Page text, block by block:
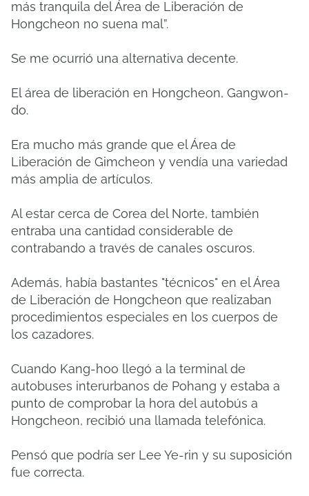
más tranquila del Área de Liberación de
Hongcheon no suena mal”.
Se me ocurrió una alternativa decente.
El área de liberación en Hongcheon, Gangwon-
do.
Era mucho más grande que el Área de
Liberación de Gimcheon y vendía una variedad
más amplia de artículos.
Al estar cerca de Corea del Norte, también
entraba una cantidad considerable de
contrabando a través de canales oscuros.
Además, había bastantes "técnicos" en el Área
de Liberación de Hongcheon que realizaban
procedimientos especiales en los cuerpos de
los cazadores.
Cuando Kang-hoo llegó a la terminal de
autobuses interurbanos de Pohang y estaba a
punto de comprobar la hora del autobús a
Hongcheon, recibió una llamada telefónica.
Pensó que podría ser Lee Ye-rin y su suposición
fue correcta.